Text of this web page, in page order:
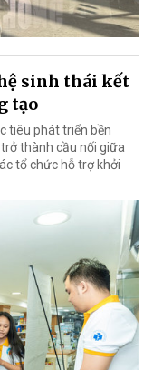
sinh thái kết
tạo
tiêu phát triển bền
thành cầu nối giữa
tổ chức hỗ trợ khởi